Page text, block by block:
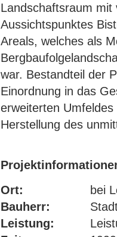
Landschaftsraum mit
Aussichtspunktes
Areals, welches als
war. Bestandteil der
Einordnung in das
erweiterten
Herstellung des
Ort:
bei
Bauherr:
Leistung: